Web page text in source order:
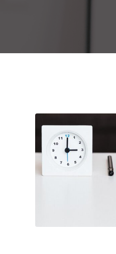
Life Style